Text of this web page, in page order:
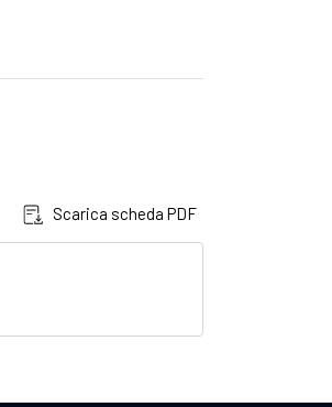
Scarica scheda PDF